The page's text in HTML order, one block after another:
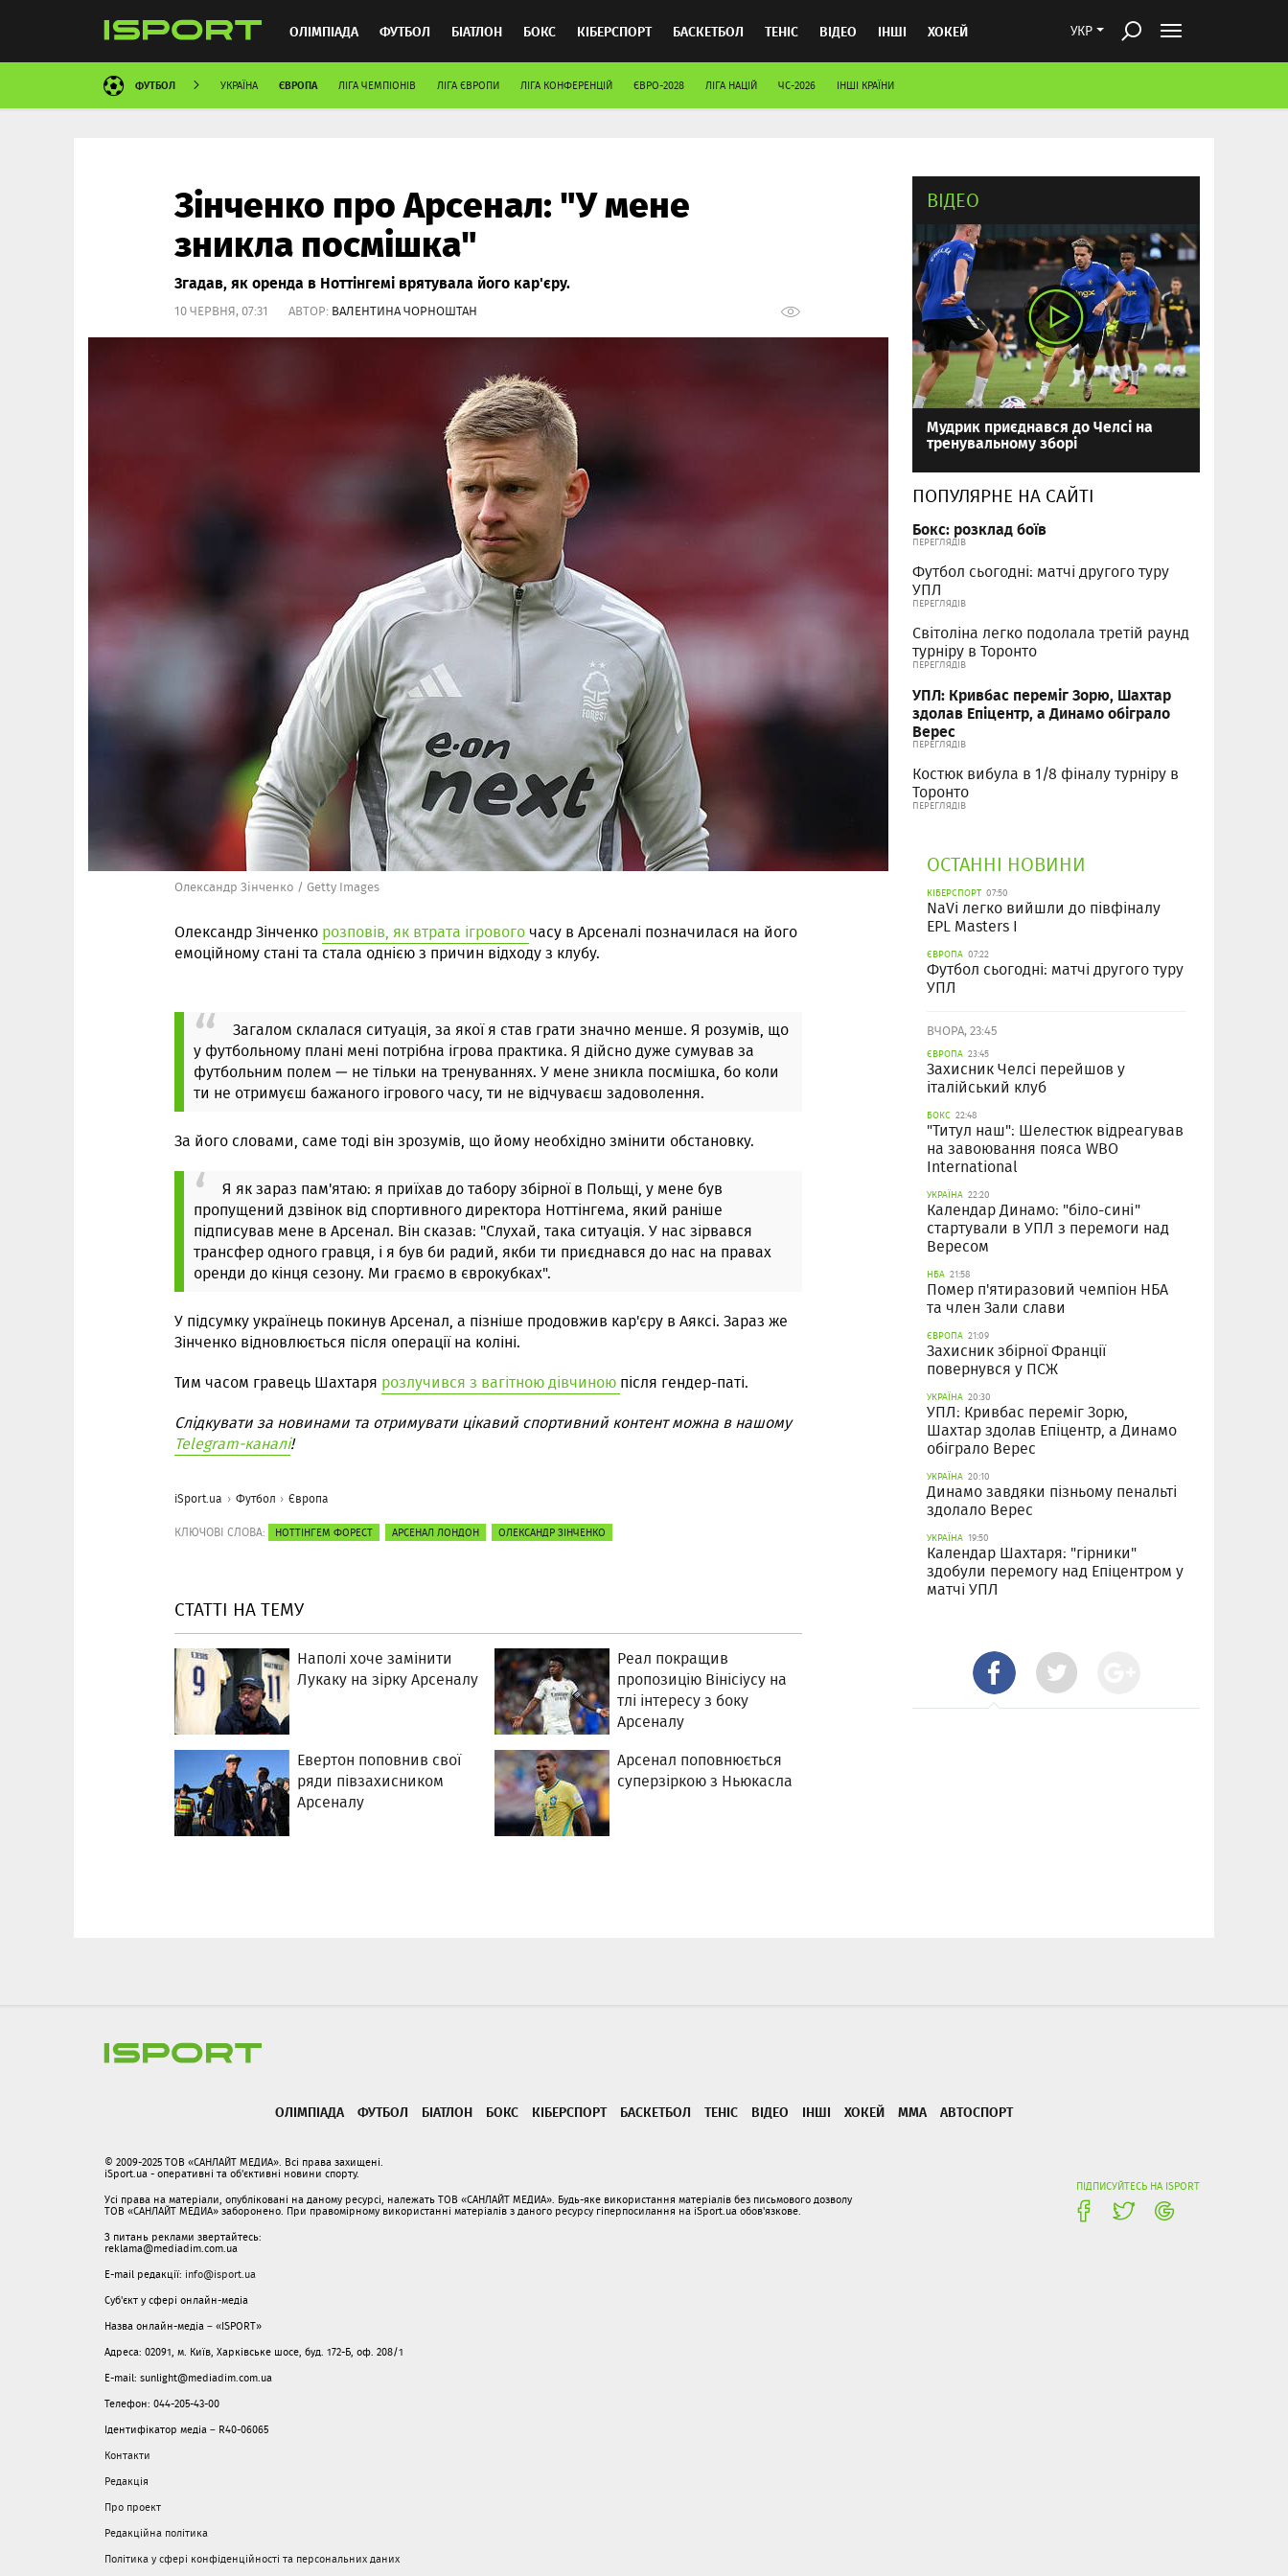
УКР
ОЛІМПІАДА ФУТБОЛ БІАТЛОН БОКС КІБЕРСПОРТ БАСКЕТБОЛ ТЕНІС ВІДЕО ІНШІ ХОКЕЙ
ММА АВТОСПОРТ
ФУТБОЛ УКРАЇНА ЄВРОПА ЛІГА ЧЕМПІОНІВ ЛІГА ЄВРОПИ ЛІГА КОНФЕРЕНЦІЙ ЄВРО-2028 ЛІГА НАЦІЙ ЧС-2026 ІНШІ КРАЇНИ
Зінченко про Арсенал: "У мене
зникла посмішка"
Згадав, як оренда в Ноттінгемі врятувала його кар'єру.
10 ЧЕРВНЯ, 07:31 АВТОР: ВАЛЕНТИНА ЧОРНОШТАН
Олександр Зінченко / Getty Images
Олександр Зінченко розповів, як втрата ігровогочасу в Арсеналі позначилася на його
емоційному стані та стала однією з причин відходу з клубу.
Загалом склалася ситуація, за якої я став грати значно менше. Я розумів, що
у футбольному плані мені потрібна ігрова практика. Я дійсно дуже сумував за
футбольним полем — не тільки на тренуваннях. У мене зникла посмішка, бо коли
ти не отримуєш бажаного ігрового часу, ти не відчуваєш задоволення.
За його словами, саме тоді він зрозумів, що йому необхідно змінити обстановку.
Я як зараз пам'ятаю: я приїхав до табору збірної в Польщі, у мене був
пропущений дзвінок від спортивного директора Ноттінгема, який раніше
підписував мене в Арсенал. Він сказав: "Слухай, така ситуація. У нас зірвався
трансфер одного гравця, і я був би радий, якби ти приєднався до нас на правах
оренди до кінця сезону. Ми граємо в єврокубках".
У підсумку українець покинув Арсенал, а пізніше продовжив кар'єру в Аяксі. Зараз же
Зінченко відновлюється після операції на коліні.
Тим часом гравець Шахтаря розлучився з вагітною дівчиною після гендер-паті.
Слідкувати за новинами та отримувати цікавий спортивний контент можна в нашому
Telegram-каналі!
iSport.ua Футбол Європа
КЛЮЧОВІ СЛОВА: НОТТІНГЕМ ФОРЕСТ АРСЕНАЛ ЛОНДОН ОЛЕКСАНДР ЗІНЧЕНКО
СТАТТІ НА ТЕМУ
Наполі хоче замінити
Лукаку на зірку Арсеналу
Реал покращив
пропозицію Вінісіусу на
тлі інтересу з боку
Арсеналу
Евертон поповнив свої
ряди півзахисником
Арсеналу
Арсенал поповнюється
суперзіркою з Ньюкасла
ВІДЕО
Мудрик приєднався до Челсі на
тренувальному зборі
ПОПУЛЯРНЕ НА САЙТІ
Бокс: розклад боїв
ПЕРЕГЛЯДІВ
Футбол сьогодні: матчі другого туру
УПЛ
ПЕРЕГЛЯДІВ
Світоліна легко подолала третій раунд
турніру в Торонто
ПЕРЕГЛЯДІВ
УПЛ: Кривбас переміг Зорю, Шахтар
здолав Епіцентр, а Динамо обіграло
Верес
ПЕРЕГЛЯДІВ
Костюк вибула в 1/8 фіналу турніру в
Торонто
ПЕРЕГЛЯДІВ
ОСТАННІ НОВИНИ
КІБЕРСПОРТ 07:50
NaVi легко вийшли до півфіналу
EPL Masters I
ЄВРОПА 07:22
Футбол сьогодні: матчі другого туру
УПЛ
ВЧОРА, 23:45
ЄВРОПА 23:45
Захисник Челсі перейшов у
італійський клуб
БОКС 22:48
"Титул наш": Шелестюк відреагував
на завоювання пояса WBO
International
УКРАЇНА 22:20
Календар Динамо: "біло-сині"
стартували в УПЛ з перемоги над
Вересом
НБА 21:58
Помер п'ятиразовий чемпіон НБА
та член Зали слави
ЄВРОПА 21:09
Захисник збірної Франції
повернувся у ПСЖ
УКРАЇНА 20:30
УПЛ: Кривбас переміг Зорю,
Шахтар здолав Епіцентр, а Динамо
обіграло Верес
УКРАЇНА 20:10
Динамо завдяки пізньому пенальті
здолало Верес
УКРАЇНА 19:50
Календар Шахтаря: "гірники"
здобули перемогу над Епіцентром у
матчі УПЛ
ОЛІМПІАДА ФУТБОЛ БІАТЛОН БОКС КІБЕРСПОРТ БАСКЕТБОЛ ТЕНІС ВІДЕО ІНШІ ХОКЕЙ ММА АВТОСПОРТ
ПІДПИСУЙТЕСЬ НА ISPORT
© 2009-2025 ТОВ «САНЛАЙТ МЕДИА». Всі права захищені.
iSport.ua - оперативні та об'єктивні новини спорту.
Усі права на матеріали, опубліковані на даному ресурсі, належать ТОВ «САНЛАЙТ МЕДИА». Будь-яке використання матеріалів без письмового дозволу
ТОВ «САНЛАЙТ МЕДИА» заборонено. При правомірному використанні матеріалів з даного ресурсу гіперпосилання на iSport.ua обов'язкове.
З питань реклами звертайтесь:
reklama@mediadim.com.ua
E-mail редакції: info@isport.ua
Суб'єкт у сфері онлайн-медіа
Назва онлайн-медіа – «ISPORT»
Адреса: 02091, м. Київ, Харківське шосе, буд. 172-Б, оф. 208/1
E-mail: sunlight@mediadim.com.ua
Телефон: 044-205-43-00
Ідентифікатор медіа – R40-06065
Контакти
Редакція
Про проект
Редакційна політика
Політика у сфері конфіденційності та персональних даних